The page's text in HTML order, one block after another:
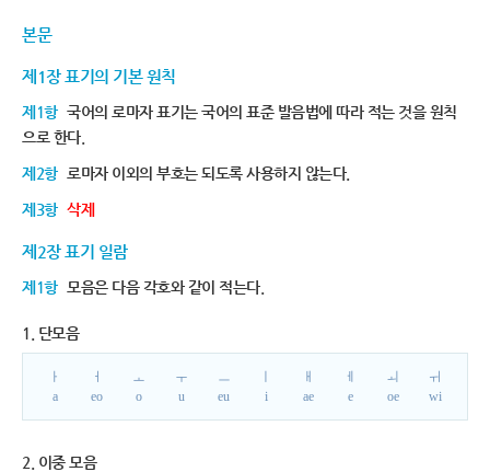
본문
제1장 표기의 기본 원칙
제1항 국어의 로마자 표기는 국어의 표준 발음법에 따라 적는 것을 원칙
으로 한다.
제2항 로마자 이외의 부호는 되도록 사용하지 않는다.
제3항 삭제
제2장 표기 일람
제1항 모음은 다음 각호와 같이 적는다.
1. 단모음
ㅏ
a
ㅓ
eo
ㅗ
o
ㅜ
u
ㅡ
eu
i
ㅐ
ae
ㅔ
e
ㅚ
oe
ㅟ
wi
2. 이중 모음